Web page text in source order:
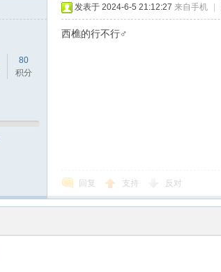
80
积分
发表于 2024-6-5 21:12:27 来自手机
西樵的行不行♂
回复 支持 反对